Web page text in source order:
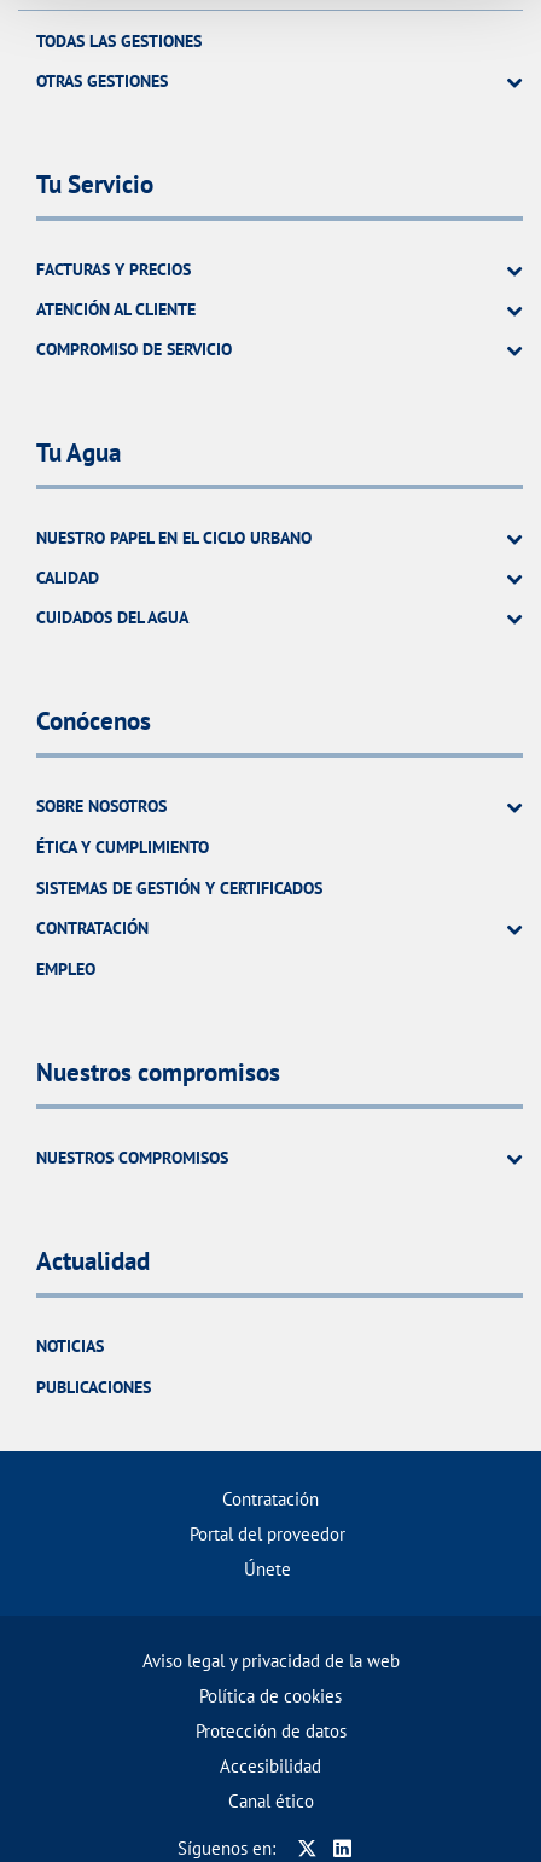
TODAS LAS GESTIONES
OTRAS GESTIONES
Tu Servicio
FACTURAS Y PRECIOS
ATENCIÓN AL CLIENTE
COMPROMISO DE SERVICIO
Tu Agua
NUESTRO PAPEL EN EL CICLO URBANO
CALIDAD
CUIDADOS DEL AGUA
Conócenos
SOBRE NOSOTROS
ÉTICA Y CUMPLIMIENTO
SISTEMAS DE GESTIÓN Y CERTIFICADOS
CONTRATACIÓN
EMPLEO
Nuestros compromisos
NUESTROS COMPROMISOS
Actualidad
NOTICIAS
PUBLICACIONES
Contratación
Portal del proveedor
Únete
Aviso legal y privacidad de la web
Política de cookies
Protección de datos
Accesibilidad
Canal ético
Síguenos en: